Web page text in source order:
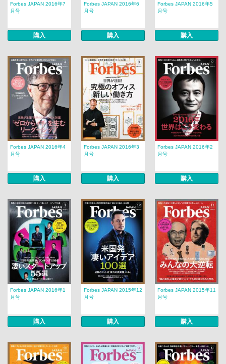
Forbes JAPAN 2016年7
月号
購入
Forbes JAPAN 2016年6
月号
購入
Forbes JAPAN 2016年5
月号
購入
Forbes JAPAN 2016年4
月号
購入
Forbes JAPAN 2016年3
月号
購入
Forbes JAPAN 2016年2
月号
購入
Forbes JAPAN 2016年1
月号
購入
Forbes JAPAN 2015年12
月号
購入
Forbes JAPAN 2015年11
月号
購入